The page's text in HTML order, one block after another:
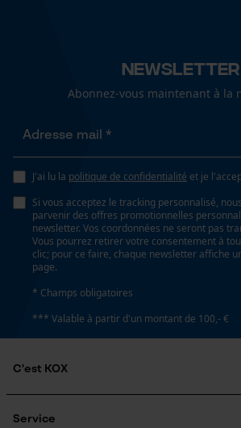
Newsletter
Abonnez-vous maintenant à la
J'ai lu la politique de confidentialité et je
Si vous acceptez le tracking personnalisé,
parvenir des offres promotionnelles
newsletter. Vos coordonnées ne seront pas
Vous pourrez retirer votre consentement à
clic; pour ce faire, chaque newsletter affiche
page.
* Champs obligatoires
*** Valable à partir d'un montant de 100,- €
C'est KOX
Engagement social
Service